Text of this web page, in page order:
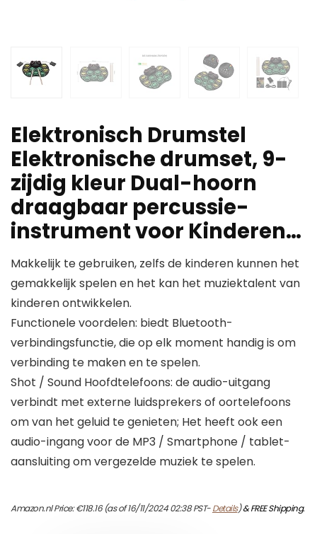
Elektronisch Drumstel
Elektronische drumset, 9-
zijdig kleur Dual-hoorn
draagbaar percussie-
instrument voor Kinderen…
Makkelijk te gebruiken, zelfs de kinderen kunnen het
gemakkelijk spelen en het kan het muziektalent van
kinderen ontwikkelen.
Functionele voordelen: biedt Bluetooth-
verbindingsfunctie, die op elk moment handig is om
verbinding te maken en te spelen.
Shot / Sound Hoofdtelefoons: de audio-uitgang
verbindt met externe luidsprekers of oortelefoons
om van het geluid te genieten; Het heeft ook een
audio-ingang voor de MP3 / Smartphone / tablet-
aansluiting om vergezelde muziek te spelen.
Amazon.nl Price:€118.16(as of 16/11/2024 02:38 PST-Details)&FREE Shipping.